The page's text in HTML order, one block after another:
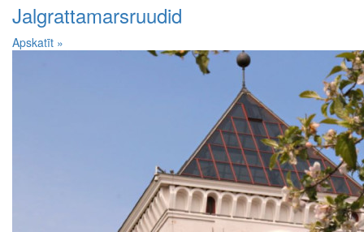
Jalgrattamarsruudid
Apskatīt »